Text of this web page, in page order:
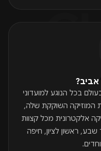
בכל הנוגע למועדוני
המוזיקה השוקקת שלה,
אלקטרונית מכל קצוות
ראשון לציון, חיפה